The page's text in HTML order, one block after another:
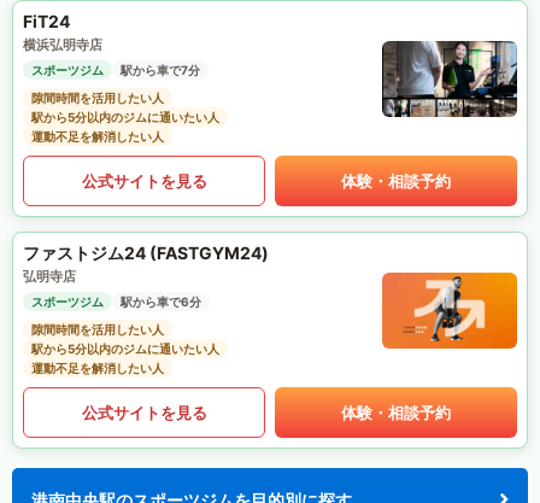
FiT24
横浜弘明寺店
スポーツジム
駅から車で7分
隙間時間を活用したい人
駅から5分以内のジムに通いたい人
運動不足を解消したい人
公式サイトを見る 体験・相談予約
ファストジム24 (FASTGYM24)
弘明寺店
スポーツジム
駅から車で6分
隙間時間を活用したい人
駅から5分以内のジムに通いたい人
運動不足を解消したい人
公式サイトを見る 体験・相談予約